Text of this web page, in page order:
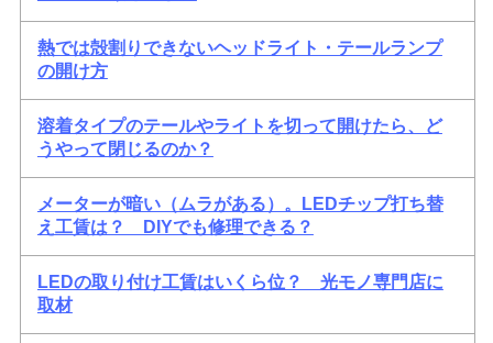
熱では殻割りできないヘッドライト・テールランプ
の開け方
溶着タイプのテールやライトを切って開けたら、ど
うやって閉じるのか？
メーターが暗い（ムラがある）。LEDチップ打ち替
え工賃は？ DIYでも修理できる？
LEDの取り付け工賃はいくら位？ 光モノ専門店に
取材